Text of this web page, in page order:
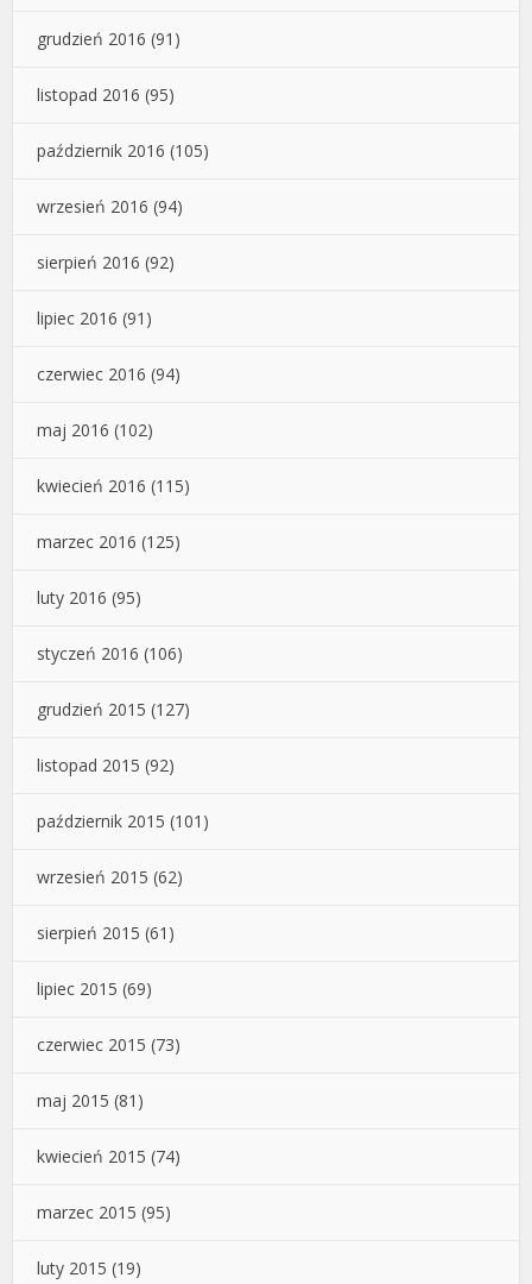
grudzień 2016 (91)
listopad 2016 (95)
październik 2016 (105)
wrzesień 2016 (94)
sierpień 2016 (92)
lipiec 2016 (91)
czerwiec 2016 (94)
maj 2016 (102)
kwiecień 2016 (115)
marzec 2016 (125)
luty 2016 (95)
styczeń 2016 (106)
grudzień 2015 (127)
listopad 2015 (92)
październik 2015 (101)
wrzesień 2015 (62)
sierpień 2015 (61)
lipiec 2015 (69)
czerwiec 2015 (73)
maj 2015 (81)
kwiecień 2015 (74)
marzec 2015 (95)
luty 2015 (19)